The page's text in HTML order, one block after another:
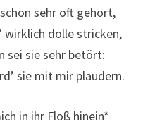
sehr oft gehört,
wirklich dolle stricken,
sei sie sehr betört:
sie mit mir plaudern.
in ihr Floß hinein*